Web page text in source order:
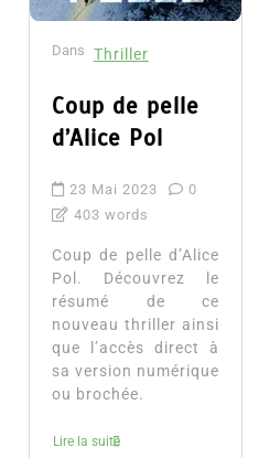
Dans Thriller
Coup de pelle
d’Alice Pol
23 Mai 2023
0
403 words
Coup de pelle d’Alice
Pol. Découvrez le
résumé de ce
nouveau thriller ainsi
que l’accès direct à
sa version numérique
ou brochée.
Lire la suite